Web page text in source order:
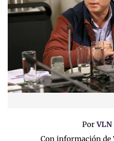
PorVLN
Con información de